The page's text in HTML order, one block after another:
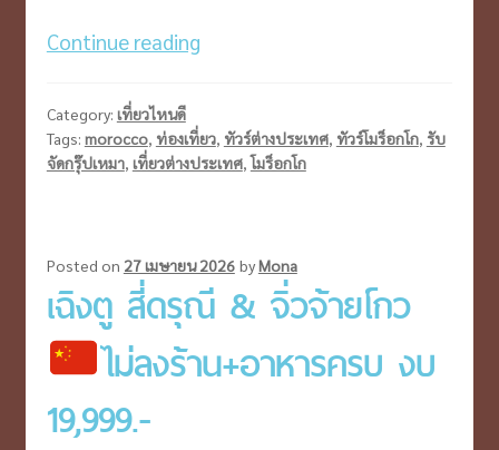
Continue readingChefchaouen
ฟ้า
แห่ง
โค
เสน่ห์
ต้อง
Category: เที่ยวไหนดี
Tags: morocco, ท่องเที่ยว, ทัวร์ต่างประเทศ, ทัวร์โมร็อกโก, รับ
จัดกรุ๊ปเหมา, เที่ยวต่างประเทศ,โมร็อกโก
Posted on 27 เมษายน 2026 byMona
เฉิงตู สี่ดรุณี & จิ่วจ้ายโกว
ไม่ลงร้าน+อาหารครบ งบ
19,999.-